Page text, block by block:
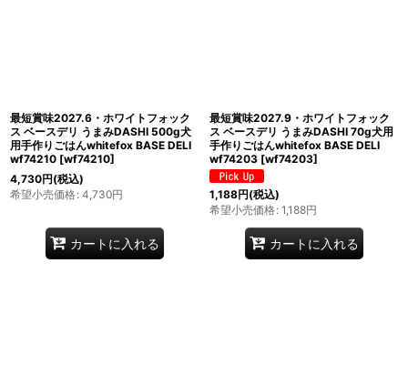
最短賞味2027.6・ホワイトフォック
ス ベースデリ うまみDASHI 500g犬
用手作りごはんwhitefox BASE DELI
wf74210 [wf74210]
4,730円(税込)
希望小売価格: 4,730円
カートに入れる
最短賞味2027.9・ホワイトフォック
ス ベースデリ うまみDASHI 70g犬用
手作りごはんwhitefox BASE DELI
wf74203 [wf74203]
1,188円(税込)
希望小売価格: 1,188円
カートに入れる